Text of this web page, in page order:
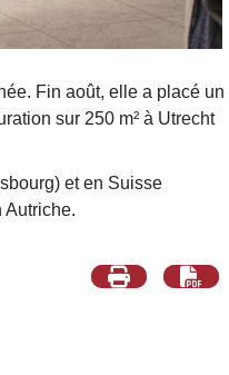
Fin août, elle a placé un
sur 250 m² à Utrecht
et en Suisse
Autriche.